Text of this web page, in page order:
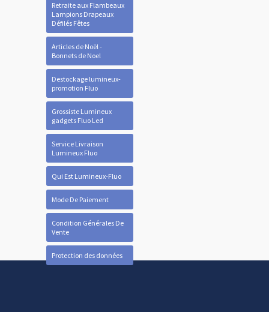
Retraite aux Flambeaux
Lampions Drapeaux
Défilés Fêtes
Articles de Noël -
Bonnets de Noel
Destockage lumineux-
promotion Fluo
Grossiste Lumineux
gadgets Fluo Led
Service Livraison
Lumineux Fluo
Qui Est Lumineux-Fluo
Mode De Paiement
Condition Générales De
Vente
Protection des données